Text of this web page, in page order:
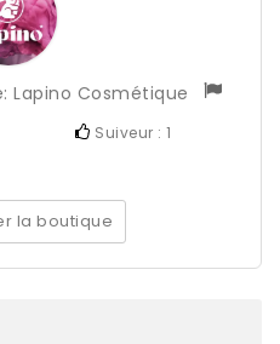
Lapino Cosmétique
Suiveur : 1
la boutique